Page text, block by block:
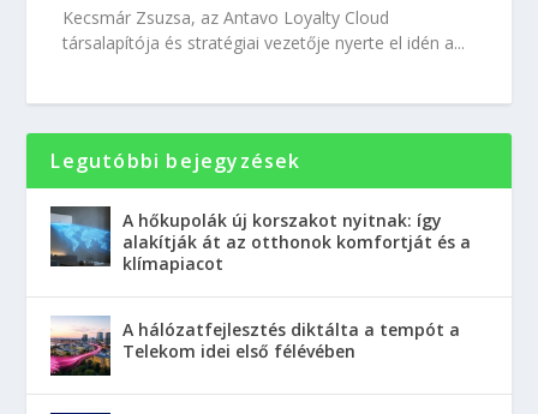
Kecsmár Zsuzsa, az Antavo Loyalty Cloud
társalapítója és stratégiai vezetője nyerte el idén a...
Legutóbbi bejegyzések
A hőkupolák új korszakot nyitnak: így
alakítják át az otthonok komfortját és a
klímapiacot
A hálózatfejlesztés diktálta a tempót a
Telekom idei első félévében